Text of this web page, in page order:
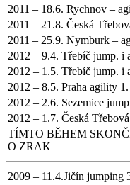
2011 – 18.6. Rychnov –
2011 – 21.8. Česká
2011 – 25.9. Nymburk –
2012 – 9.4. Třebíč jump. i
2012 – 1.5. Třebíč jump. i
2012 – 8.5. Praha agility
2012 – 2.6. Sezemice
2012 – 1.7. Česká
TÍMTO BĚHEM
O ZRAK
2009 – 11.4.Jičín jumping